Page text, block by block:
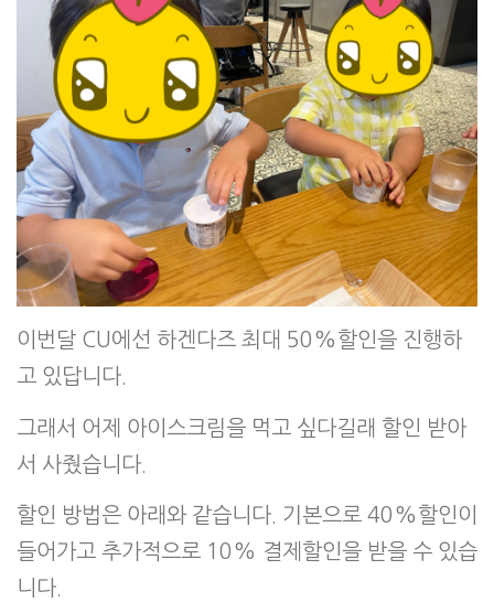
이번달 CU에선 하겐다즈 최대 50%할인을 진행하
고 있답니다.
그래서 어제 아이스크림을 먹고 싶다길래 할인 받아
서 사줬습니다.
할인 방법은 아래와 같습니다. 기본으로 40%할인이
들어가고 추가적으로 10% 결제할인을 받을 수 있습
니다.